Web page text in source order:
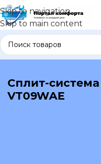
Skip to navigation
Skip to main content
В каталог
Сплит-система
VT09WAE